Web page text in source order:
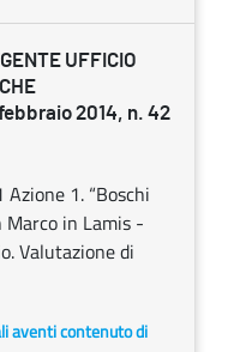
UFFICIO
febbraio 2014, n. 42
1. “Boschi
Marco in Lamis -
Valutazione di
aventi contenuto di